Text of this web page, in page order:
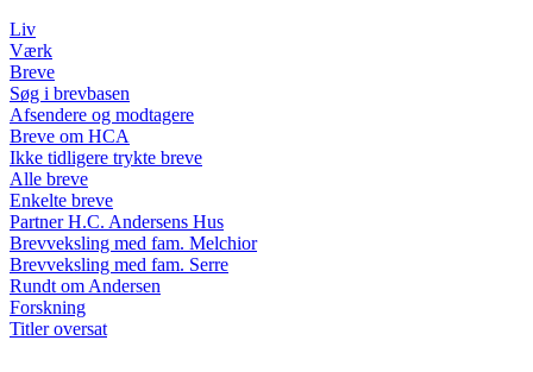
Liv
Værk
Breve
Søg i brevbasen
Afsendere og modtagere
Breve om HCA
Ikke tidligere trykte breve
Alle breve
Enkelte breve
Partner H.C. Andersens Hus
Brevveksling med fam. Melchior
Brevveksling med fam. Serre
Rundt om Andersen
Forskning
Titler oversat